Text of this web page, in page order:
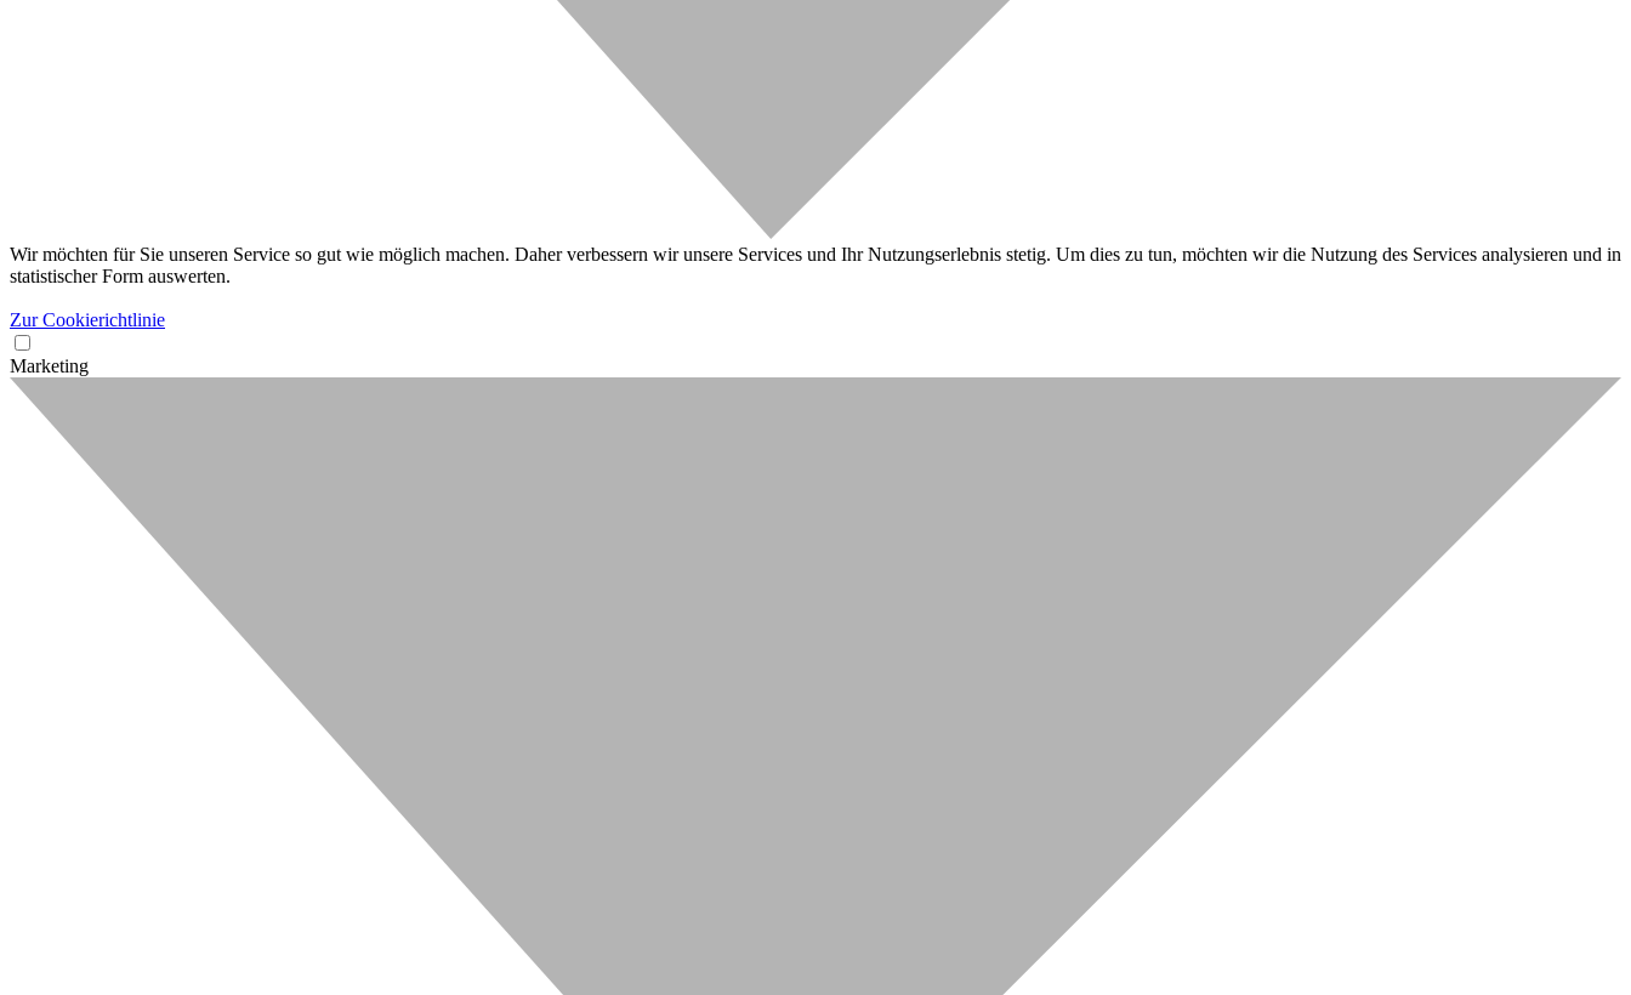
Wir möchten für Sie unseren Service so gut wie möglich machen. Daher verbessern wir unsere Services und Ihr Nutzungserlebnis stetig. Um dies zu tun, möchten wir die Nutzung des Services analysieren und in
statistischer Form auswerten.
Zur Cookierichtlinie
Marketing